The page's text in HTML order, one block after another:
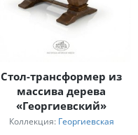
Стол-трансформер из
массива дерева
«Георгиевский»
Коллекция: Георгиевская